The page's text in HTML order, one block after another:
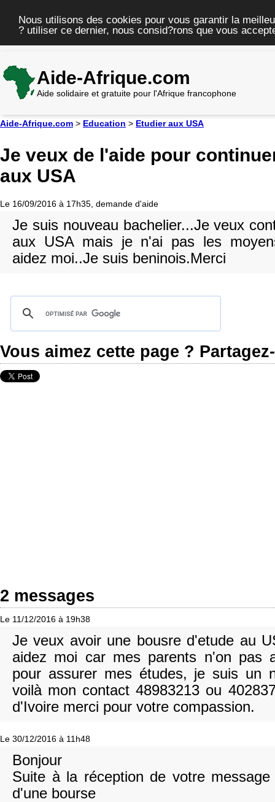
Nous utilisons des cookies pour vous garantir la
? utiliser ce dernier, nous consid?rons que vous
Aide-Afrique.com
Aide solidaire et gratuite pour l'Afrique francophone
Aide-Afrique.com > Education > Etudier aux USA
Je veux de l'aide pour
aux USA
Le 16/09/2016 à 17h35, demande d'aide
Je suis nouveau bachelier...Je veux
aux USA mais je n'ai pas les
aidez moi..Je suis beninois.Merci
Vous aimez cette page ?
2 messages
Le 11/12/2016 à 19h38
Je veux avoir une bousre d'etude au
aidez moi car mes parents n'on pas
pour assurer mes études, je suis un
voilà mon contact 48983213 ou
d'Ivoire merci pour votre compassion.
Le 30/12/2016 à 11h48
Bonjour
Suite à la réception de votre
d'une bourse